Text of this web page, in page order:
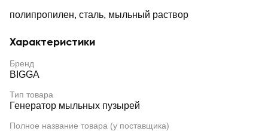
полипропилен, сталь, мыльный раствор
Характеристики
Бренд
BIGGA
Тип товара
Генератор мыльных пузырей
Полное название товара (у поставщика)